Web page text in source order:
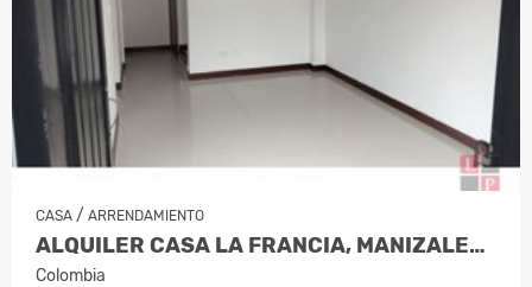
CASA / ARRENDAMIENTO
ALQUILER CASA LA FRANCIA, MANIZALES C…
Colombia